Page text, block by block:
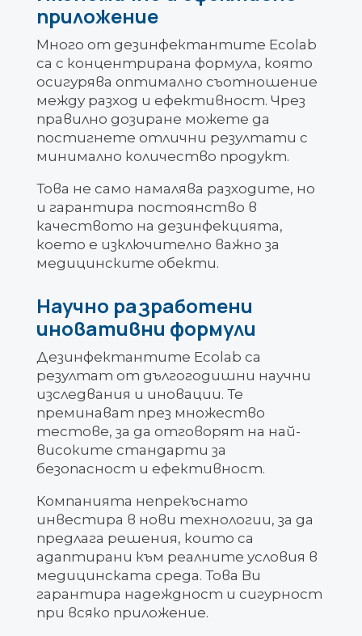
приложение
Много от дезинфектантите Ecolab
са с концентрирана формула, която
осигурява оптимално съотношение
между разход и ефективност. Чрез
правилно дозиране можете да
постигнете отлични резултати с
минимално количество продукт.
Това не само намалява разходите, но
и гарантира постоянство в
качеството на дезинфекцията,
което е изключително важно за
медицинските обекти.
Научно разработени
иновативни формули
Дезинфектантите Ecolab са
резултат от дългогодишни научни
изследвания и иновации. Те
преминават през множество
тестове, за да отговорят на най-
високите стандарти за
безопасност и ефективност.
Компанията непрекъснато
инвестира в нови технологии, за да
предлага решения, които са
адаптирани към реалните условия в
медицинската среда. Това Ви
гарантира надеждност и сигурност
при всяко приложение.